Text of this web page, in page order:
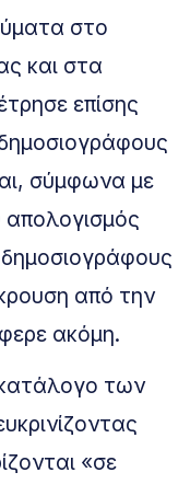
στο
και στα
επίσης
σύμφωνα με
δημοσιογράφους
από την
ακόμη.
των
«σε